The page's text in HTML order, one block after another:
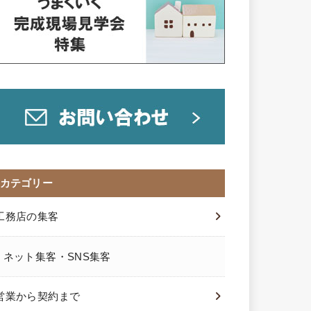
カテゴリー
務店の集客
ネット集客・SNS集客
業から契約まで